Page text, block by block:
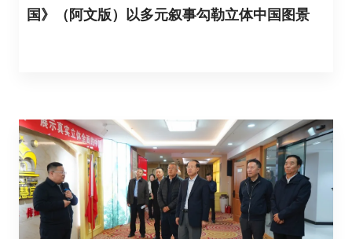
国》（阿文版）以多元叙事勾勒立体中国图景